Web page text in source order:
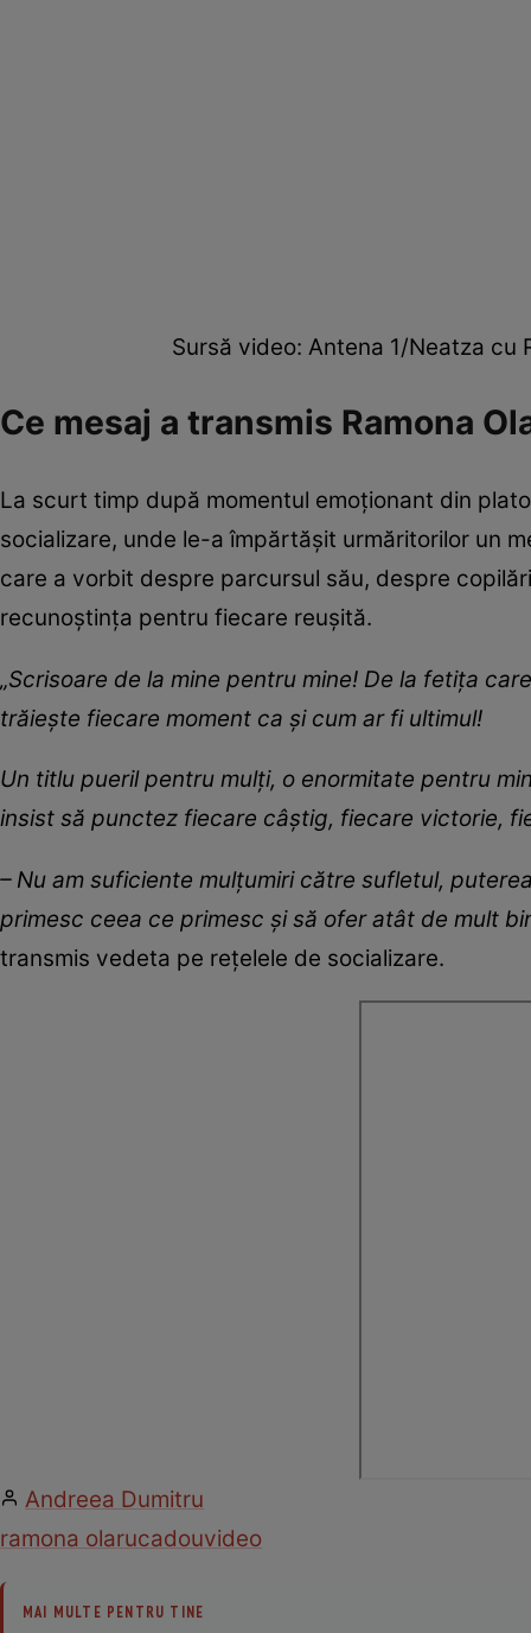
Sursă video: Antena 1/Neatza cu
Ce mesaj a transmis Ramona
La scurt timp după momentul emoționant din
socializare, unde le-a împărtășit urmăritorilor un
care a vorbit despre parcursul său, despre
recunoștința pentru fiecare reușită.
„Scrisoare de la mine pentru mine! De la fetița
trăiește fiecare moment ca și cum ar fi ultimul!
Un titlu pueril pentru mulți, o enormitate pentru
insist să punctez fiecare câștig, fiecare victorie,
– Nu am suficiente mulțumiri către sufletul,
primesc ceea ce primesc și să ofer atât de mult
transmis vedeta pe rețelele de socializare.
Andreea Dumitru
ramona olarucadouvideo
MAI MULTE PENTRU TINE